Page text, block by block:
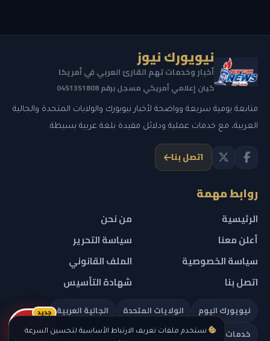
نستخدم ملفات تعريف الارتباط الأساسية لتحسين السرعة
نيويورك نيوز
أخبار وخدمات تهم القارئ العربي في أمريكا
كيان إعلامي أمريكي مسجل برقم 0451351808
متابعة يومية سريعة وواضحة لأخبار نيويورك والولايات المتحدة والجالية
العربية، مع خدمات عملية ودلائل مفيدة بلغة عربية بسيطة.
اتصل بنا
روابط مهمة
الرئيسية
من نحن
أعلن معنا
سياسة التحرير
سياسة الخصوصية
الملف القانوني
اتصل بنا
شهادة التأسيس
نيويورك اليوم الولايات المتحدة
الجالية العربية
خدمات تهمك
ريلز
جديد